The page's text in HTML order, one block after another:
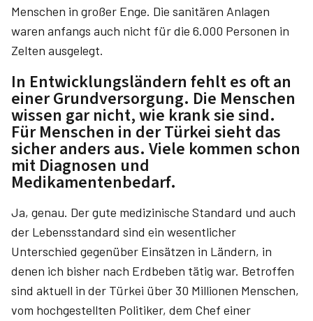
Menschen in großer Enge. Die sanitären Anlagen
waren anfangs auch nicht für die 6.000 Personen in
Zelten ausgelegt.
In Entwicklungsländern fehlt es oft an
einer Grundversorgung. Die Menschen
wissen gar nicht, wie krank sie sind.
Für Menschen in der Türkei sieht das
sicher anders aus. Viele kommen schon
mit Diagnosen und
Medikamentenbedarf.
Ja, genau. Der gute medizinische Standard und auch
der Lebensstandard sind ein wesentlicher
Unterschied gegenüber Einsätzen in Ländern, in
denen ich bisher nach Erdbeben tätig war. Betroffen
sind aktuell in der Türkei über 30 Millionen Menschen,
vom hochgestellten Politiker, dem Chef einer